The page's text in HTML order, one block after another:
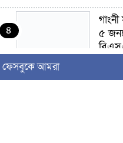
৪
৫
ফেসবুকে আমরা